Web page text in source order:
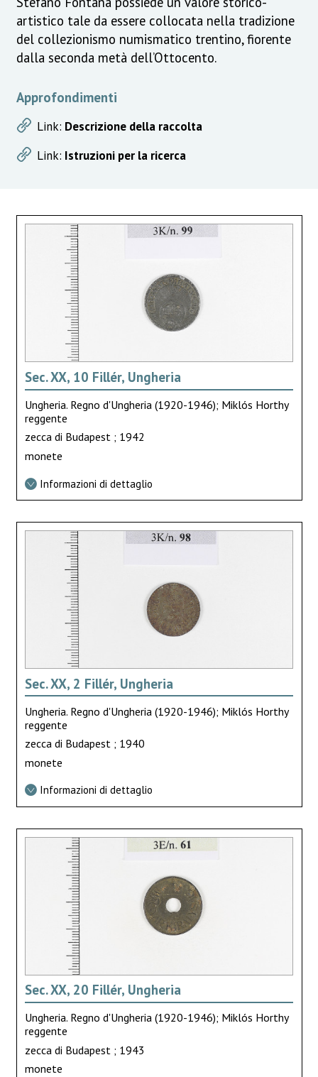
artistico tale da essere collocata nella tradizione
del collezionismo numismatico trentino, fiorente
dalla seconda metà dell’Ottocento.
Approfondimenti
Link: Descrizione della raccolta
Link: Istruzioni per la ricerca
Sec. XX, 10 Fillér, Ungheria
Ungheria. Regno d'Ungheria (1920-1946); Miklós Horthy
reggente
zecca di Budapest ; 1942
monete
Informazioni di dettaglio
Sec. XX, 2 Fillér, Ungheria
Ungheria. Regno d'Ungheria (1920-1946); Miklós Horthy
reggente
zecca di Budapest ; 1940
monete
Informazioni di dettaglio
Sec. XX, 20 Fillér, Ungheria
Ungheria. Regno d'Ungheria (1920-1946); Miklós Horthy
reggente
zecca di Budapest ; 1943
monete